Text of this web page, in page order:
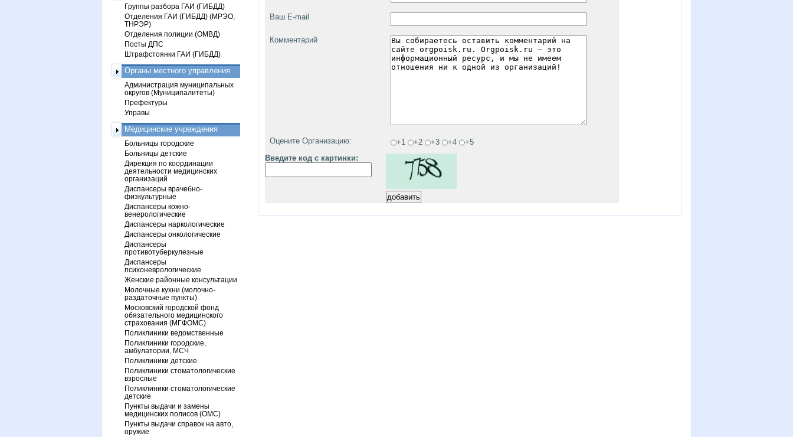
Ваш E-mail
Комментарий
Оцените Организацию: +1 +2 +3 +4
+5
Введите код с картинки:
Группы разбора ГАИ (ГИБДД)
Отделения ГАИ (ГИБДД) (МРЭО,
ТНРЭР)
Отделения полиции (ОМВД)
Посты ДПС
Штрафстоянки ГАИ (ГИБДД)
Органы местного управления
Администрация муниципальных
округов (Муниципалитеты)
Префектуры
Управы
Медицинские учреждения
Больницы городские
Больницы детские
Дирекция по координации
деятельности медицинских
организаций
Диспансеры врачебно-
физкультурные
Диспансеры кожно-
венерологические
Диспансеры наркологические
Диспансеры онкологические
Диспансеры
противотуберкулезные
Диспансеры
психоневрологические
Женские районные консультации
Молочные кухни (молочно-
раздаточные пункты)
Московский городской фонд
обязательного медицинского
страхования (МГФОМС)
Поликлиники ведомственные
Поликлиники городские,
амбулатории, МСЧ
Поликлиники детские
Поликлиники стоматологические
взрослые
Поликлиники стоматологические
детские
Пункты выдачи и замены
медицинских полисов (ОМС)
Пункты выдачи справок на авто,
оружие